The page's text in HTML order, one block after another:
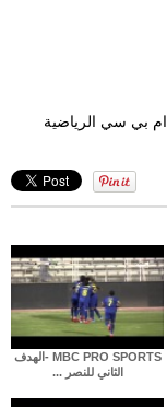
ام بي سي الرياضية
MBC PRO SPORTS -الهدف
الثاني للنصر ...